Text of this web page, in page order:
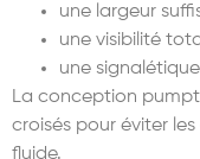
une largeur
une visibilité
une
La conception
croisés pour éviter
fluide.